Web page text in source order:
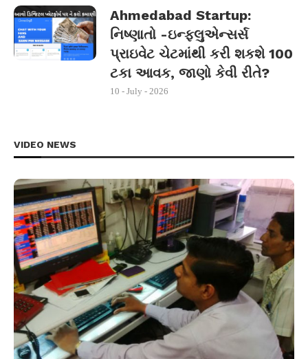
Ahmedabad Startup:
નિષ્ણાતો -ઇન્ફ્લુએન્સર્સ
પ્રાઇવેટ ચેટમાંથી કરી શકશે 100
ટકા આવક, જાણો કેવી રીતે?
10 - July - 2026
VIDEO NEWS